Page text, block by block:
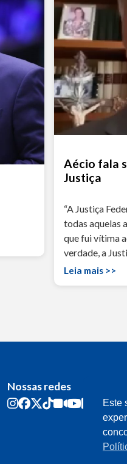
Aécio fala
Justiça
“A Justiça
todas aquelas
que fui vítima
verdade, a
Leia mais >>
Nossas redes
Este